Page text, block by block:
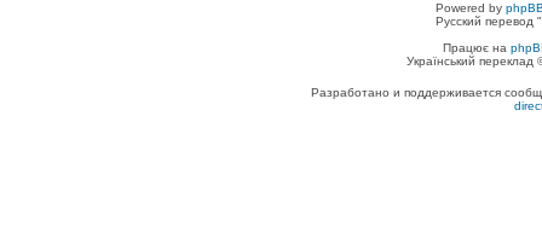
Powered by
Русский перевод
Працює на
Український
Разработано и поддерживается